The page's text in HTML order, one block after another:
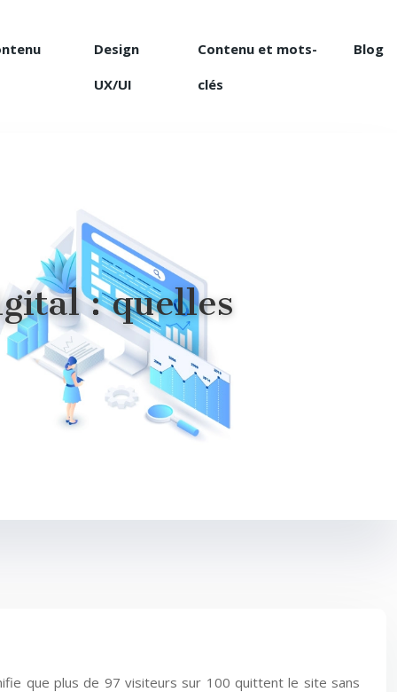
Design
UX/UI
Contenu et mots-
clés
Blog
: quelles
que plus de 97 visiteurs sur 100 quittent le site sans